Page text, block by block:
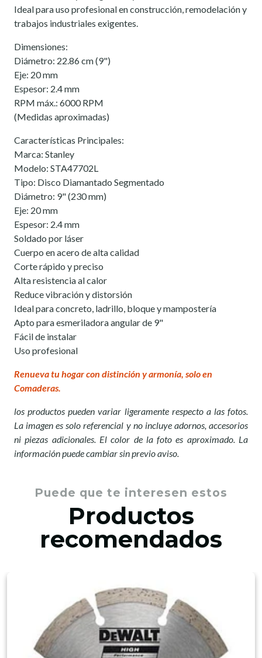
Ideal para uso profesional en construcción, remodelación y
trabajos industriales exigentes.
Dimensiones:
Diámetro: 22.86 cm (9")
Eje: 20 mm
Espesor: 2.4 mm
RPM máx.: 6000 RPM
(Medidas aproximadas)
Características Principales:
Marca: Stanley
Modelo: STA47702L
Tipo: Disco Diamantado Segmentado
Diámetro: 9" (230 mm)
Eje: 20 mm
Espesor: 2.4 mm
Soldado por láser
Cuerpo en acero de alta calidad
Corte rápido y preciso
Alta resistencia al calor
Reduce vibración y distorsión
Ideal para concreto, ladrillo, bloque y mampostería
Apto para esmeriladora angular de 9"
Fácil de instalar
Uso profesional
Renueva tu hogar con distinción y armonía, solo en
Comaderas.
los productos pueden variar ligeramente respecto a las fotos.
La imagen es solo referencial y no incluye adornos, accesorios
ni piezas adicionales. El color de la foto es aproximado. La
información puede cambiar sin previo aviso.
Puede que te interesen estos
Productos
recomendados